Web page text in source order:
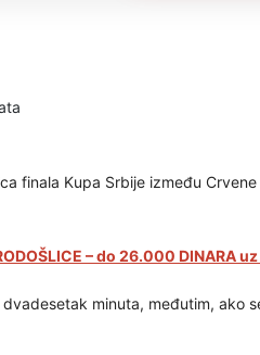
finala Kupa Srbije između
– do 26.000 DINARA
minuta, međutim, ako